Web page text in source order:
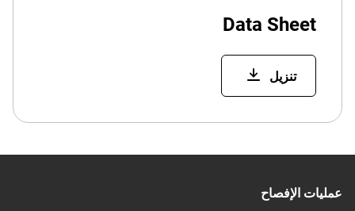
Data Sheet
تنزيل
عمليات الإفصاح